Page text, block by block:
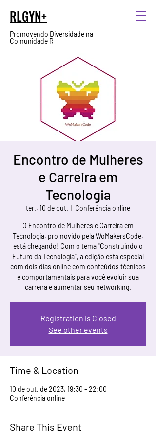
RLGYN+
Promovendo Diversidade na
Comunidade R
Encontro de Mulheres
e Carreira em
Tecnologia
ter., 10 de out. Conferência online
O Encontro de Mulheres e Carreira em
Tecnologia, promovido pela WoMakersCode,
está chegando! Com o tema "Construindo o
Futuro da Tecnologia", a edição está especial
com dois dias online com conteúdos técnicos
e comportamentais para você evoluir sua
carreira e aumentar seu networking.
Registration is Closed
See other events
Time & Location
10 de out. de 2023, 19:30 – 22:00
Conferência online
Share This Event